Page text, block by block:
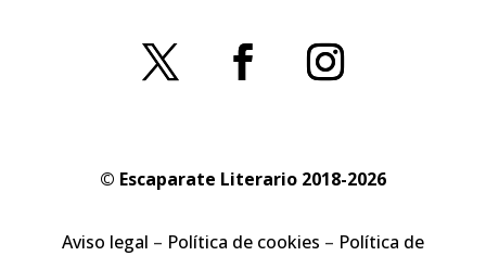
© Escaparate Literario 2018-2026
Aviso legal – Política de cookies – Política de